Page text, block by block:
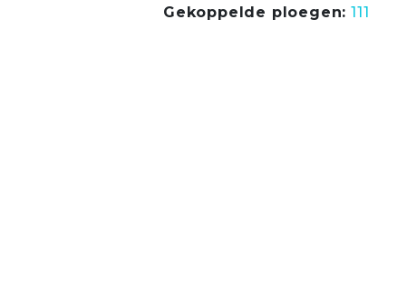
Gekoppelde ploegen: 111